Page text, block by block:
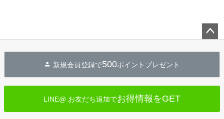
へ
新規会員登録で500ポイントプレゼント
LINE@ お友だち追加でお得情報をGET